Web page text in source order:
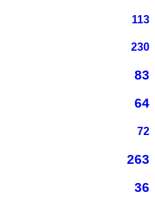
113
230
83
64
72
263
36